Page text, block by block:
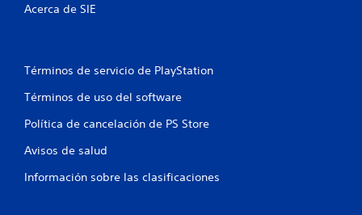
Acerca de SIE
Términos de servicio de PlayStation
Términos de uso del software
Política de cancelación de PS Store
Avisos de salud
Información sobre las clasificaciones